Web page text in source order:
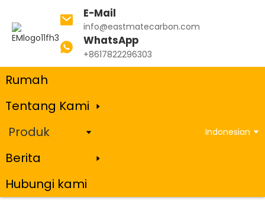
E-Mail
info@eastmatecarbon.com
WhatsApp
+8617822296303
Rumah
Tentang Kami
Produk
Berita
Hubungi kami
Indonesian
Produk
Kokas Minyak Bumi yang